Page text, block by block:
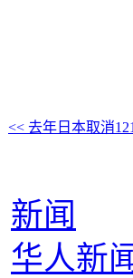
<< 去年日本取消
新闻
华人新闻